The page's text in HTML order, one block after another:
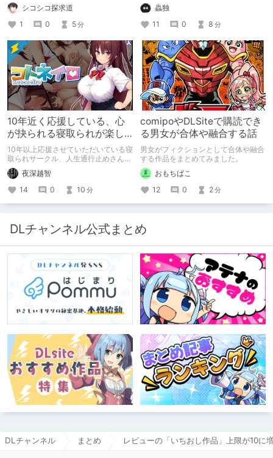
シコシコ探求道
1
0 5分
蟲独
11
0 8 分
10年近く応援している、心
が抉られる寝取られが楽し
めるサークル
10年以上応援させていただいている寝
取られサークル、人生通行止めさんの
新作がとても良かったので、新作を中
心に、このサークルのゲームを紹介し
たくて、記事を書かせていただく。
キミノオモイからずっと好きな熱心な
ファンとしての記事にどうか、お付き
微修正）
夜深越智
14
0 10 分
comipoやDLSiteで購読でき
る男女が合体や融合する話
男女がフィクションとして合体や融合
する作品をまとめてみました。
おもちばこ
12
0 2分
DLチャンネル公式まとめ
DLチャンネル まとめ レビューの「いちおし作品」上限が10に